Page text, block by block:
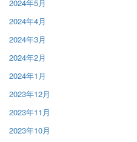
2024年5月
2024年4月
2024年3月
2024年2月
2024年1月
2023年12月
2023年11月
2023年10月